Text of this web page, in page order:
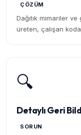
ÇÖZÜM
Dağıtık mimariler
üreten, çalışan
🔍
Detaylı Geri
SORUN